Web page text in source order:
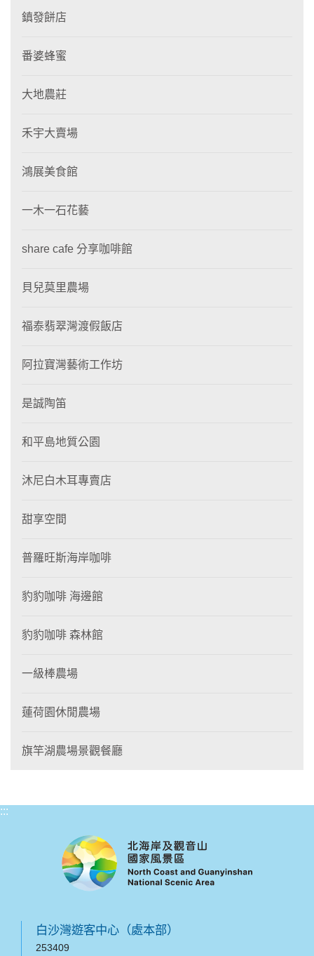
鎮發餅店
番婆蜂蜜
大地農莊
禾宇大賣場
鴻展美食館
一木一石花藝
share cafe 分享咖啡館
貝兒莫里農場
福泰翡翠灣渡假飯店
阿拉寶灣藝術工作坊
是誠陶笛
和平島地質公園
沐尼白木耳專賣店
甜享空間
普羅旺斯海岸咖啡
豹豹咖啡 海邊館
豹豹咖啡 森林館
一級棒農場
蓮荷園休閒農場
旗竿湖農場景觀餐廳
:::
白沙灣遊客中心（處本部）
253409